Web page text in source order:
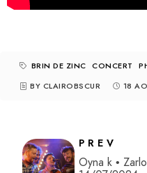
BRIN DE ZINC CONCERT
BY CLAIROBSCUR
18
PREV
Oyna k •